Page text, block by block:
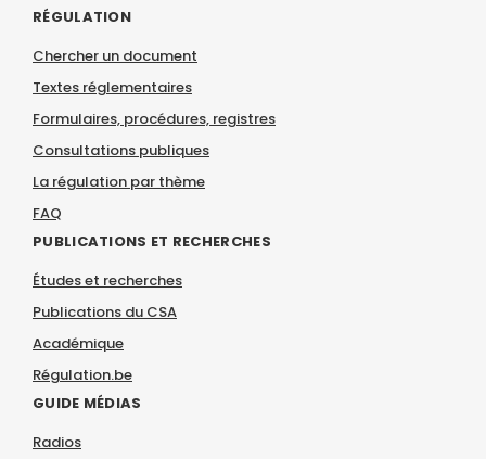
RÉGULATION
Chercher un document
Textes réglementaires
Formulaires, procédures, registres
Consultations publiques
La régulation par thème
FAQ
PUBLICATIONS ET RECHERCHES
Études et recherches
Publications du CSA
Académique
Régulation.be
GUIDE MÉDIAS
Radios